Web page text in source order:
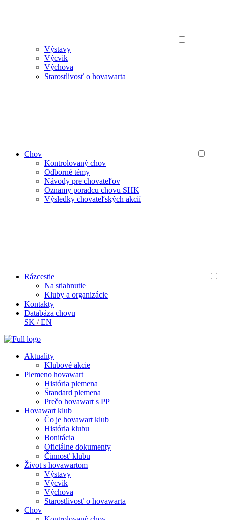
Výstavy
Výcvik
Výchova
Starostlivosť o hovawarta
Chov
Kontrolovaný chov
Odborné témy
Návody pre chovateľov
Oznamy poradcu chovu SHK
Výsledky chovateľských akcií
Rázcestie
Na stiahnutie
Kluby a organizácie
Kontakty
Databáza chovu
SK /EN
Aktuality
Klubové akcie
Plemeno hovawart
História plemena
Štandard plemena
Prečo hovawart s PP
Hovawart klub
Čo je hovawart klub
História klubu
Bonitácia
Oficiálne dokumenty
Činnosť klubu
Život s hovawartom
Výstavy
Výcvik
Výchova
Starostlivosť o hovawarta
Chov